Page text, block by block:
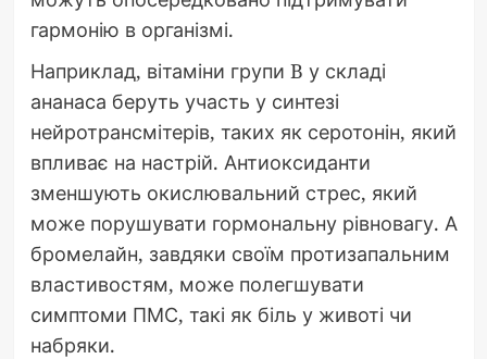
гармонію в організмі.
Наприклад, вітаміни групи B у складі
ананаса беруть участь у синтезі
нейротрансмітерів, таких як серотонін, який
впливає на настрій. Антиоксиданти
зменшують окислювальний стрес, який
може порушувати гормональну рівновагу. А
бромелайн, завдяки своїм протизапальним
властивостям, може полегшувати
симптоми ПМС, такі як біль у животі чи
набряки.